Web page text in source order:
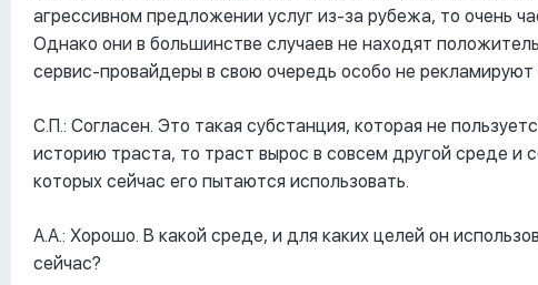
агрессивном предложении услуг из-за рубежа, то очень
Однако они в большинстве случаев не находят
сервис-провайдеры в свою очередь особо не рекламируют
С.П.: Согласен. Это такая субстанция, которая не
историю траста, то траст вырос в совсем другой среде и
которых сейчас его пытаются использовать.
А.А.: Хорошо. В какой среде, и для каких целей он
сейчас?